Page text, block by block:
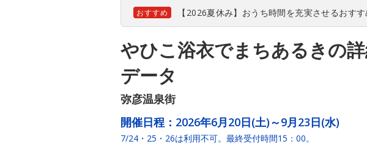
おすすめ 【2026夏休み】おうち時間を充実させるおす
やひこ浴衣でまちあるきの
データ
弥彦温泉街
開催日程： 2026年6月20日(土)～9月23日(水)
7/24・25・26は利用不可。最終受付時間15：00。